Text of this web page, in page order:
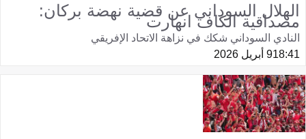
الهلال السوداني عن قضية نهضة بركان:
مصداقية الكاف انهارت
النادي السوداني شكك في نزاهة الاتحاد الإفريقي
18:419 أبريل 2026